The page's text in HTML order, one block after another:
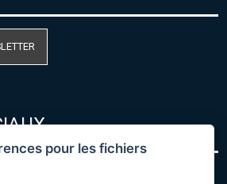
pour les fichiers